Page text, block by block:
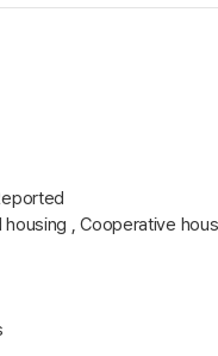
housing , Cooperative